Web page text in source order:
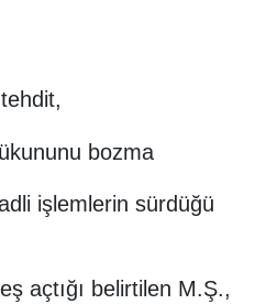
bozma
işlemlerin sürdüğü
açtığı belirtilen M.Ş.,